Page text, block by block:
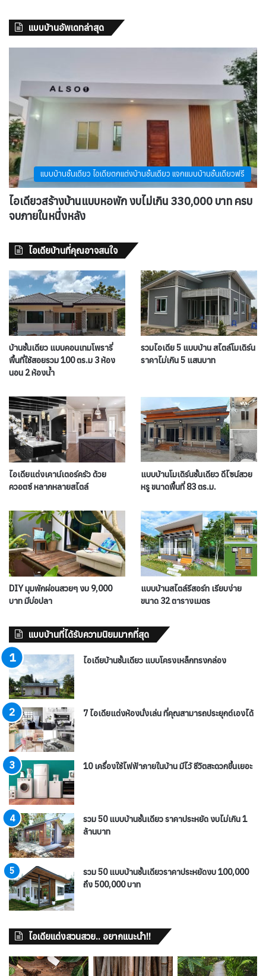
แบบบ้านอัพเดทล่าสุด
แบบบ้านชั้นเดียว ไอเดียตกแต่งบ้านชั้นเดียว แจกแบบบ้านชั้นเดียวฟรี
ไอเดียวสร้างบ้านแบบหอพัก งบไม่เกิน 330,000 บาท ครบ
จบภายในหนึ่งหลัง
ไอเดียบ้านที่คุณอาจสนใจ
บ้านชั้นเดียว แบบคอนเทมโพรารี่
พื้นที่ใช้สอยรวม 100 ตร.ม 3 ห้อง
นอน 2 ห้องน้ำ
รวมไอเดีย 5 แบบบ้าน สไตล์โมเดิร์น
ราคาไม่เกิน 5 แสนบาท
ไอเดียแต่งเคาน์เตอร์ครัว ด้วย
ควอตซ์ หลากหลายสไตล์
แบบบ้านโมเดิร์นชั้นเดียว ดีไซน์สวย
หรู ขนาดพื้นที่ 83 ตร.ม.
DIY มุมพักผ่อนสวยๆ งบ 9,000
บาท มีบ่อปลา
แบบบ้านสไตล์รีสอร์ท เรียบง่าย
ขนาด 32 ตารางเมตร
แบบบ้านที่ได้รับความนิยมมากที่สุด
ไอเดียบ้านชั้นเดียว แบบโครงเหล็กทรงกล่อง
7 ไอเดียแต่งห้องนั่งเล่น ที่คุณสามารถประยุกต์เองได้
10 เครื่องใช้ไฟฟ้าภายในบ้าน มีไว้ ชีวิตสะดวกขึ้นเยอะ
รวม 50 แบบบ้านชั้นเดียว ราคาประหยัด งบไม่เกิน 1
ล้านบาท
รวม 50 แบบบ้านชั้นเดียวราคาประหยัดงบ 100,000
ถึง 500,000 บาท
ไอเดียแต่งสวนสวย.. อยากแนะนำ!!